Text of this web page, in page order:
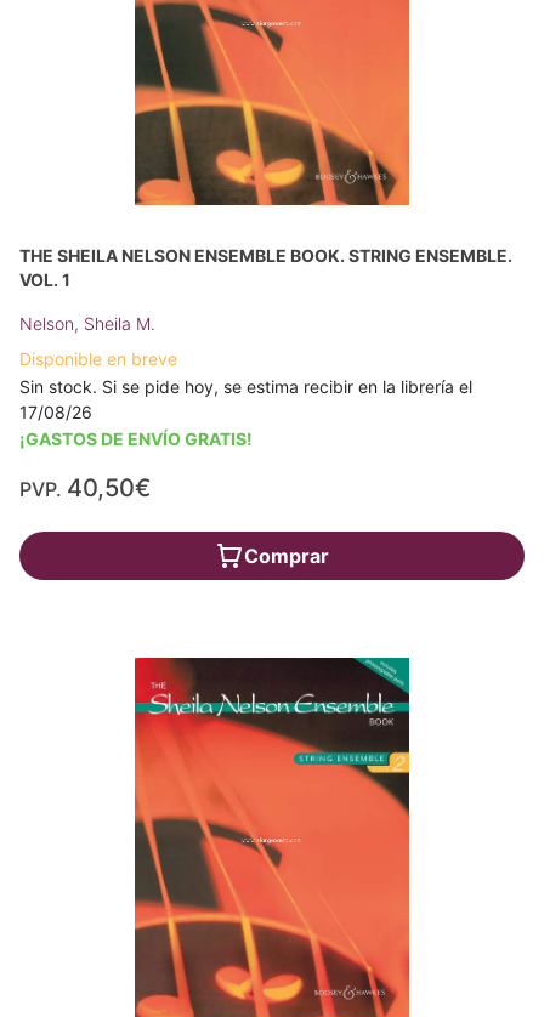
THE SHEILA NELSON ENSEMBLE BOOK. STRING ENSEMBLE.
VOL. 1
Nelson, Sheila M.
Disponible en breve
Sin stock. Si se pide hoy, se estima recibir en la librería el
17/08/26
¡GASTOS DE ENVÍO GRATIS!
PVP. 40,50€
Comprar